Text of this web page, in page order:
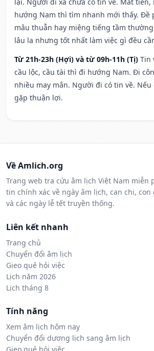
hướng Nam thì tìm nhanh mới thấy. Đề
mâu thuẫn hay miệng tiếng tầm
lâu la nhưng tốt nhất làm việc gì đều
Từ 21h-23h (Hợi) và từ 09h-11h (Tị) Tin
cầu lộc, cầu tài thì đi hướng Nam. Đi
nhiều may mắn. Người đi có tin về.
gặp thuận lợi.
Về Amlich.org
Trang web tra cứu âm lịch Việt Nam miễn
tin chính xác về ngày âm lịch, can chi,
và các ngày lễ tết truyền thống.
Liên kết nhanh
Trang chủ
Chuyển đổi âm lịch
Gieo quẻ hỏi việc
Lịch năm 2026
Lịch tháng 8
Tính năng
Xem âm lịch hôm nay
Chuyển đổi dương lịch sang âm lịch